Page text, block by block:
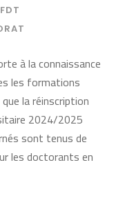
à la connaissance
les formations
la réinscription
2024/2025
sont tenus de
les doctorants en